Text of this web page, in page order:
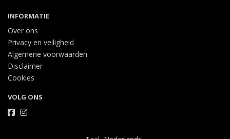
INFORMATIE
Over ons
Privacy en veiligheid
Algemene voorwaarden
Disclaimer
Cookies
VOLG ONS